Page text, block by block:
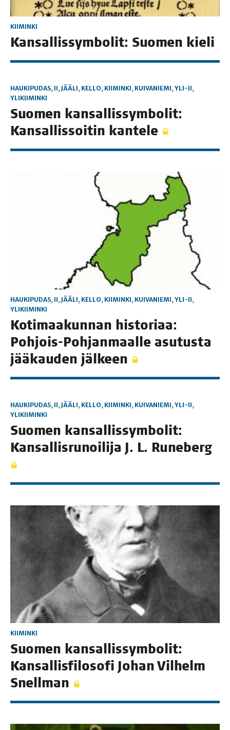
KIIMINKI
Kan­sal­lis­sym­bo­lit: Suo­men kieli
HAUKIPUDAS, II, JÄÄLI, KELLO, KIIMINKI, KUIVANIEMI, YLI-II,
YLIKIIMINKI
Suo­men kan­sal­lis­sym­bo­lit:
Kan­sal­lis­soi­tin kantele
HAUKIPUDAS, II, JÄÄLI, KELLO, KIIMINKI, KUIVANIEMI, YLI-II,
YLIKIIMINKI
Koti­maa­kun­nan his­to­ri­aa:
Poh­jois-Poh­jan­maal­le asu­tus­ta
jää­kau­den jälkeen
HAUKIPUDAS, II, JÄÄLI, KELLO, KIIMINKI, KUIVANIEMI, YLI-II,
YLIKIIMINKI
Suo­men kan­sal­lis­sym­bo­lit:
Kan­sal­lis­ru­noi­li­ja J. L. Runeberg
KIIMINKI
Suo­men kan­sal­lis­sym­bo­lit:
Kan­sal­lis­fi­lo­so­fi Johan Vil­helm
Snellman